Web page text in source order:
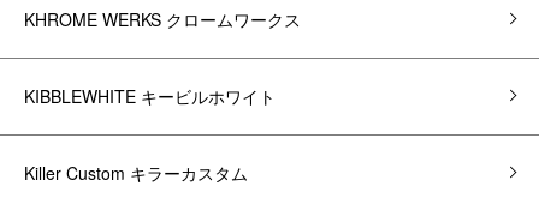
KHROME WERKS クロームワークス
KIBBLEWHITE キービルホワイト
Killer Custom キラーカスタム